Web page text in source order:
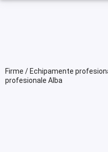
Firme / Echipamente
profesionale Alba